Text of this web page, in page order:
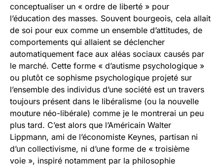
conceptualiser un « ordre de liberté » pour
l’éducation des masses. Souvent bourgeois, cela allait
de soi pour eux comme un ensemble d’attitudes, de
comportements qui allaient se déclencher
automatiquement face aux aléas sociaux causés par
le marché. Cette forme « d’autisme psychologique »
ou plutôt ce sophisme psychologique projeté sur
l’ensemble des individus d’une société est un travers
toujours présent dans le libéralisme (ou la nouvelle
mouture néo-libérale) comme je le montrerai un peu
plus tard. C’est alors que l’Américain Walter
Lippmann, ami de l’économiste Keynes, partisan ni
d’un collectivisme, ni d’une forme de « troisième
voie », inspiré notamment par la philosophie